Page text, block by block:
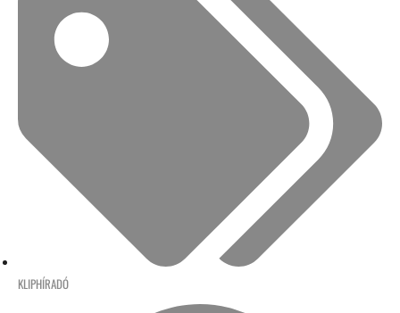
KLIPHÍRADÓ